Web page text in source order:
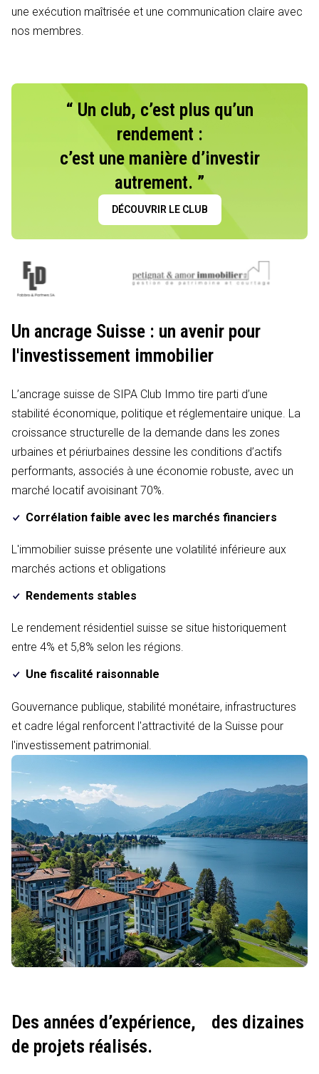
une exécution maîtrisée et une communication claire avec
nos membres.
“ Un club, c’est plus qu’un
rendement :
c’est une manière d’investir
autrement. ”
DÉCOUVRIR LE CLUB
Un ancrage Suisse : un avenir pour
l'investissement immobilier
L’ancrage suisse de SIPA Club Immo tire parti d’une
stabilité économique, politique et réglementaire unique. La
croissance structurelle de la demande dans les zones
urbaines et périurbaines dessine les conditions d’actifs
performants, associés à une économie robuste, avec un
marché locatif avoisinant 70%.
Corrélation faible avec les marchés financiers
L'immobilier suisse présente une volatilité inférieure aux
marchés actions et obligations
Rendements stables
Le rendement résidentiel suisse se situe historiquement
entre 4% et 5,8% selon les régions.
Une fiscalité raisonnable
Gouvernance publique, stabilité monétaire, infrastructures
et cadre légal renforcent l'attractivité de la Suisse pour
l'investissement patrimonial.
Des années d’expérience,
des dizaines
de projets réalisés.